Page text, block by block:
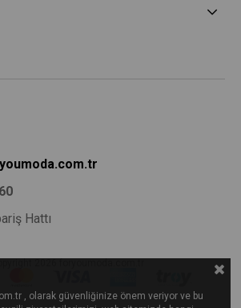
Hattı
, olarak güvenliğinize önem veriyor ve bu